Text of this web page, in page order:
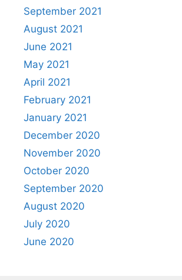
September 2021
August 2021
June 2021
May 2021
April 2021
February 2021
January 2021
December 2020
November 2020
October 2020
September 2020
August 2020
July 2020
June 2020